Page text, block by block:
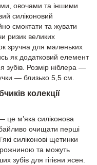
овочами та іншими
силіконовий
смоктати та жувати
ризик великих
зручна для маленьких
як додатковий елемент
зубів. Розмір ніблера —
— близько 5,5 см.
колекції
це м’яка силіконова
очищати перші
силіконові щетинки
та можуть
зубів для гігієни ясен.